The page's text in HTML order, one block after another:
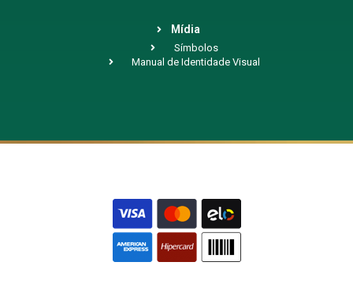
Mídia
Símbolos
Manual de Identidade Visual